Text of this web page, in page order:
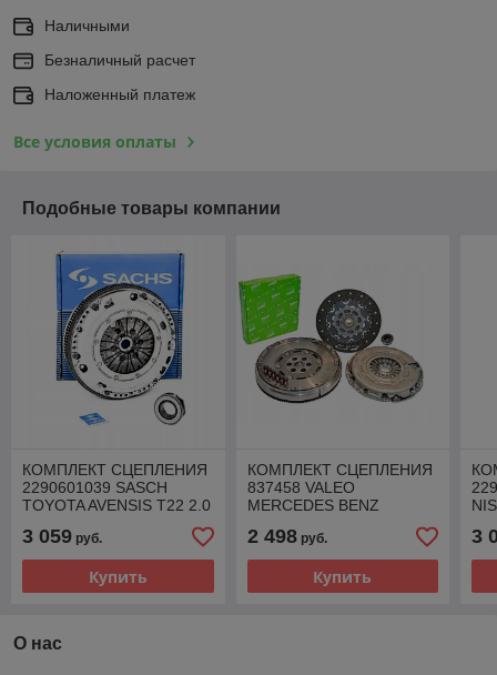
Наличными
Безналичный расчет
Наложенный платеж
Все условия оплаты
Подобные товары компании
КОМПЛЕКТ СЦЕПЛЕНИЯ
2290601039 SASCH
TOYOTA AVENSIS T22 2.0
3 059 руб.
Купить
КОМПЛЕКТ СЦЕПЛЕНИЯ
837458 VALEO
MERCEDES BENZ
2 498руб.
Купить
3
О нас